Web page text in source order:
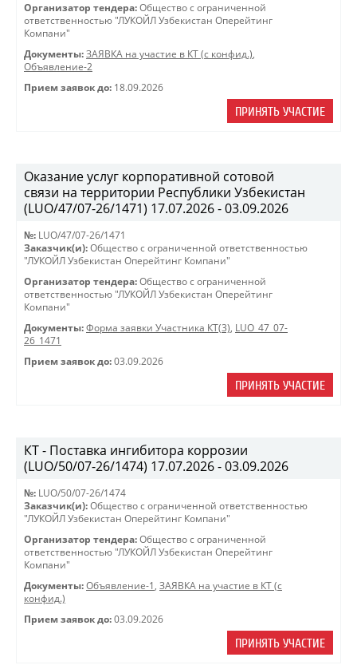
Организатор тендера: Общество с ограниченной
ответственностью "ЛУКОЙЛ Узбекистан Оперейтинг
Компани"
Документы: ЗАЯВКА на участие в КТ (с конфид.),
Объявление-2
Прием заявок до: 18.09.2026
ПРИНЯТЬ УЧАСТИЕ
Оказание услуг корпоративной сотовой
связи на территории Республики Узбекистан
(LUO/47/07-26/1471) 17.07.2026 - 03.09.2026
№: LUO/47/07-26/1471
Заказчик(и): Общество с ограниченной ответственностью
"ЛУКОЙЛ Узбекистан Оперейтинг Компани"
Организатор тендера: Общество с ограниченной
ответственностью "ЛУКОЙЛ Узбекистан Оперейтинг
Компани"
Документы: Форма заявки Участника КТ(3), LUO_47_07-
26_1471
Прием заявок до: 03.09.2026
ПРИНЯТЬ УЧАСТИЕ
КТ - Поставка ингибитора коррозии
(LUO/50/07-26/1474) 17.07.2026 - 03.09.2026
№: LUO/50/07-26/1474
Заказчик(и): Общество с ограниченной ответственностью
"ЛУКОЙЛ Узбекистан Оперейтинг Компани"
Организатор тендера: Общество с ограниченной
ответственностью "ЛУКОЙЛ Узбекистан Оперейтинг
Компани"
Документы: Объявление-1 , ЗАЯВКА на участие в КТ (с
конфид.)
Прием заявок до: 03.09.2026
ПРИНЯТЬ УЧАСТИЕ